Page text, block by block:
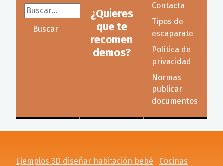
Buscar...
Buscar
¿Quieres
que te
recomen
demos?
Contacta
Tipos de
escaparate
Política de
privacidad
Normas
publicar
documentos
Ejemplos 3D diseñar habitación bebé Cocinas